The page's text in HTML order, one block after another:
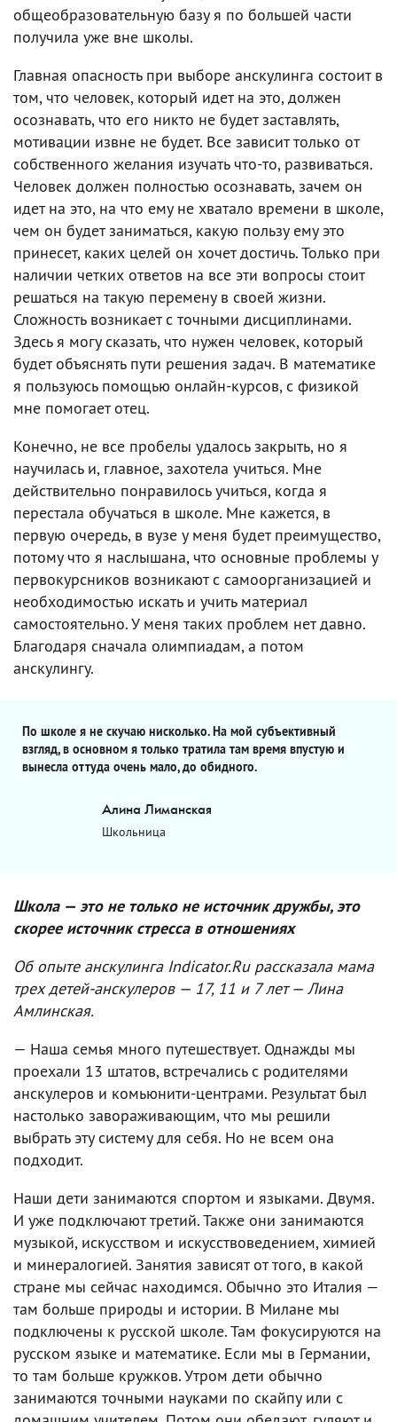
общеобразовательную базу я по большей части
получила уже вне школы.
Главная опасность при выборе анскулинга состоит в
том, что человек, который идет на это, должен
осознавать, что его никто не будет заставлять,
мотивации извне не будет. Все зависит только от
собственного желания изучать что-то, развиваться.
Человек должен полностью осознавать, зачем он
идет на это, на что ему не хватало времени в школе,
чем он будет заниматься, какую пользу ему это
принесет, каких целей он хочет достичь. Только при
наличии четких ответов на все эти вопросы стоит
решаться на такую перемену в своей жизни.
Сложность возникает с точными дисциплинами.
Здесь я могу сказать, что нужен человек, который
будет объяснять пути решения задач. В математике
я пользуюсь помощью онлайн-курсов, с физикой
мне помогает отец.
Конечно, не все пробелы удалось закрыть, но я
научилась и, главное, захотела учиться. Мне
действительно понравилось учиться, когда я
перестала обучаться в школе. Мне кажется, в
первую очередь, в вузе у меня будет преимущество,
потому что я наслышана, что основные проблемы у
первокурсников возникают с самоорганизацией и
необходимостью искать и учить материал
самостоятельно. У меня таких проблем нет давно.
Благодаря сначала олимпиадам, а потом
анскулингу.
По школе я не скучаю нисколько. На мой субъективный
взгляд, в основном я только тратила там время впустую и
вынесла оттуда очень мало, до обидного.
Алина Лиманская
Школьница
Школа — это не только не источник дружбы, это
скорее источник стресса в отношениях
Об опыте анскулинга Indicator.Ru рассказала мама
трех детей-анскулеров — 17, 11 и 7 лет — Лина
Амлинская.
— Наша семья много путешествует. Однажды мы
проехали 13 штатов, встречались с родителями
анскулеров и комьюнити-центрами. Результат был
настолько завораживающим, что мы решили
выбрать эту систему для себя. Но не всем она
подходит.
Наши дети занимаются спортом и языками. Двумя.
И уже подключают третий. Также они занимаются
музыкой, искусством и искусствоведением, химией
и минералогией. Занятия зависят от того, в какой
стране мы сейчас находимся. Обычно это Италия —
там больше природы и истории. В Милане мы
подключены к русской школе. Там фокусируются на
русском языке и математике. Если мы в Германии,
то там больше кружков. Утром дети обычно
занимаются точными науками по скайпу или с